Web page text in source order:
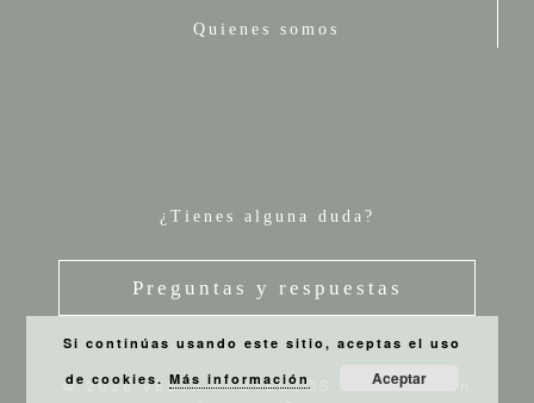
Quienes somos
¿Tienes alguna duda?
Preguntas y respuestas
© 2026 VESTA PROYECTOS
• Creado con
Si continúas usando este sitio, aceptas el uso
de cookies.Más información Aceptar